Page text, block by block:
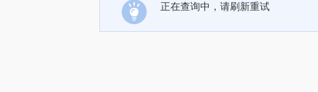
正在查询中，请刷新重试